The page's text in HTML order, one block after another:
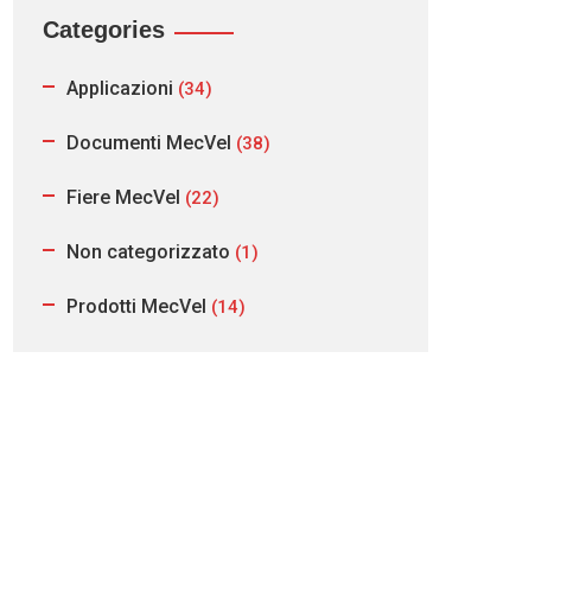
Categories
Applicazioni (34)
Documenti MecVel (38)
Fiere MecVel (22)
Non categorizzato (1)
Prodotti MecVel (14)